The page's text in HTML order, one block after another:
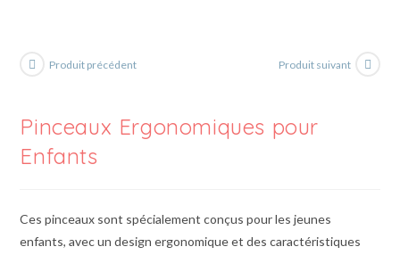
Produit précédent Produit suivant
Pinceaux Ergonomiques pour
Enfants
Ces pinceaux sont spécialement conçus pour les jeunes
enfants, avec un design ergonomique et des caractéristiques